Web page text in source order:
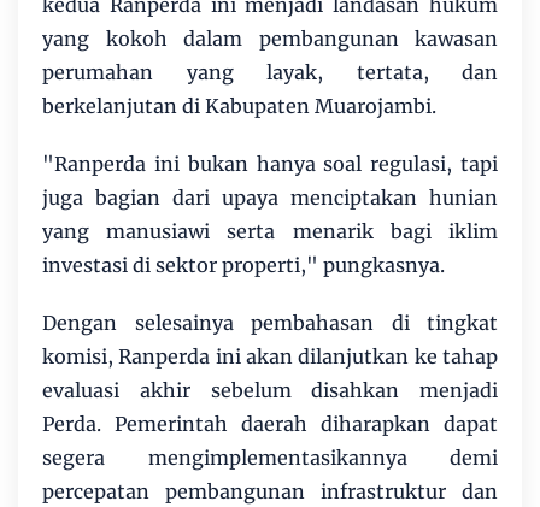
yang kokoh dalam pembangunan kawasan
perumahan yang layak, tertata, dan
berkelanjutan di Kabupaten Muarojambi.
"Ranperda ini bukan hanya soal regulasi, tapi
juga bagian dari upaya menciptakan hunian
yang manusiawi serta menarik bagi iklim
investasi di sektor properti," pungkasnya.
Dengan selesainya pembahasan di tingkat
komisi, Ranperda ini akan dilanjutkan ke tahap
evaluasi akhir sebelum disahkan menjadi
Perda. Pemerintah daerah diharapkan dapat
segera mengimplementasikannya demi
percepatan pembangunan infrastruktur dan